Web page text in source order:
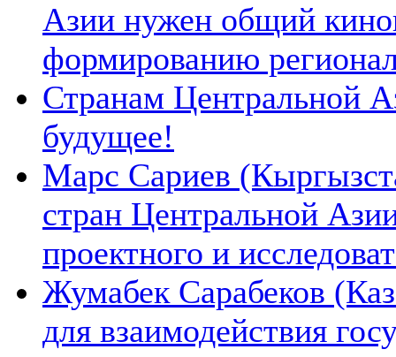
Азии нужен общий
формированию
Странам Центральной
будущее!
Марс Сариев
стран Центральной
проектного и
Жумабек Сарабеков
для взаимодействия